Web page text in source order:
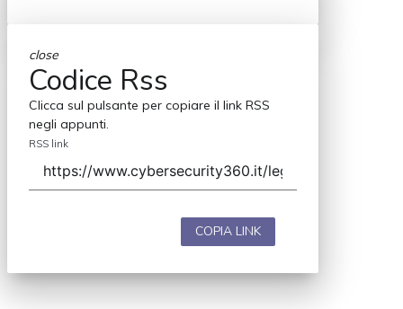
close
Codice Rss
Clicca sul pulsante per copiare il link RSS
negli appunti.
RSS link
COPIA LINK